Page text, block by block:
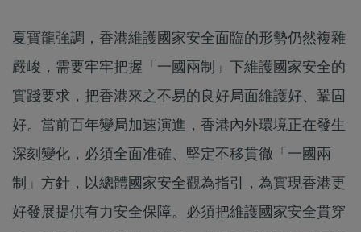
夏寶龍強調，香港維護國家安全面臨的形勢仍然複雜
嚴峻，需要牢牢把握「一國兩制」下維護國家安全的
實踐要求，把香港來之不易的良好局面維護好、鞏固
好。當前百年變局加速演進，香港內外環境正在發生
深刻變化，必須全面准確、堅定不移貫徹「一國兩
制」方針，以總體國家安全觀為指引，為實現香港更
好發展提供有力安全保障。必須把維護國家安全貫穿